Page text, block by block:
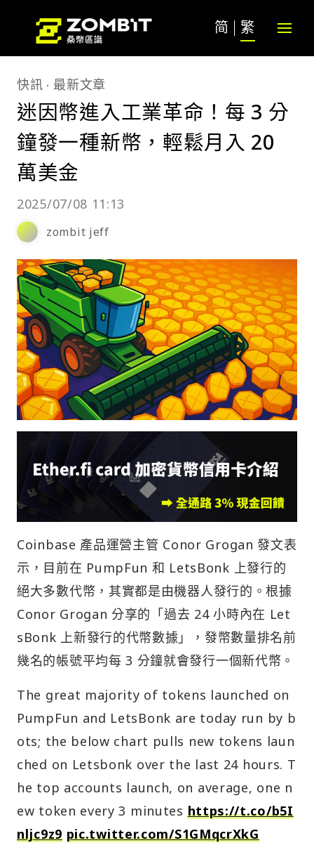
简 繁
快訊 最新文章
迷因幣進入工業革命！每 3 分
鐘發一種新幣，輕鬆月入 20
萬美金
2025/07/08 11:13
zombit jeff
Coinbase 產品運營主管 Conor Grogan 發文表
示，目前在 PumpFun 和 LetsBonk 上發行的
絕大多數代幣，其實都是由機器人發行的。根據
Conor Grogan 分享的「過去 24 小時內在 Let
sBonk 上新發行的代幣數據」，發幣數量排名前
幾名的帳號平均每 3 分鐘就會發行一個新代幣。
The great majority of tokens launched on
PumpFun and LetsBonk are today run by b
ots; the below chart pulls new tokens laun
ched on Letsbonk over the last 24 hours. T
he top accounts launch, on average, one n
ew token every 3 minutes https://t.co/b5I
nljc9z9 pic.twitter.com/S1GMqcrXkG